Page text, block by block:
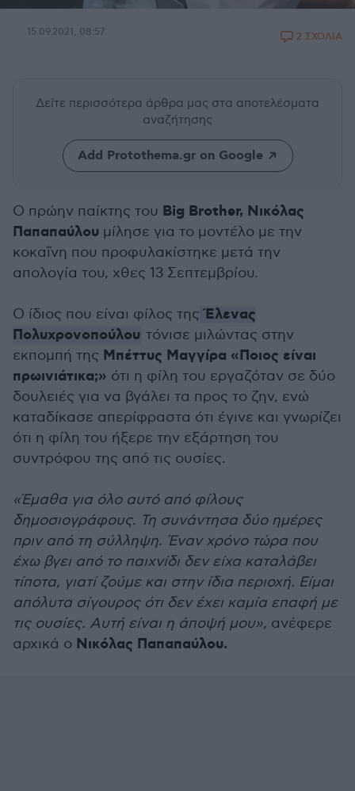
15.09.2021, 08:57 2 ΣΧΟΛΙΑ
Δείτε περισσότερα άρθρα μας στα αποτελέσματα
αναζήτησης
Add Protothema.gr on Google
Ο πρώην παίκτης του Big Brother, Νικόλας
Παπαπαύλου μίλησε για το μοντέλο με την
κοκαΐνη που προφυλακίστηκε μετά την
απολογία του, χθες 13 Σεπτεμβρίου.
Ο ίδιος που είναι φίλος της Έλενας
Πολυχρονοπούλου τόνισε μιλώντας στην
εκπομπή της Μπέττυς Μαγγίρα «Ποιος είναι
πρωινιάτικα;» ότι η φίλη του εργαζόταν σε δύο
δουλειές για να βγάλει τα προς το ζην, ενώ
καταδίκασε απερίφραστα ότι έγινε και γνωρίζει
ότι η φίλη του ήξερε την εξάρτηση του
συντρόφου της από τις ουσίες.
«Έμαθα για όλο αυτό από φίλους
δημοσιογράφους. Τη συνάντησα δύο ημέρες
πριν από τη σύλληψη. Έναν χρόνο τώρα που
έχω βγει από το παιχνίδι δεν είχα καταλάβει
τίποτα, γιατί ζούμε και στην ίδια περιοχή. Είμαι
απόλυτα σίγουρος ότι δεν έχει καμία επαφή με
τις ουσίες. Αυτή είναι η άποψή μου», ανέφερε
αρχικά ο Νικόλας Παπαπαύλου.